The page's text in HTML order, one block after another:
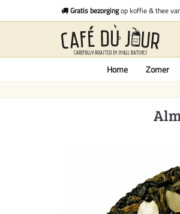
Gratis bezorgingop koffie & thee
Home Zomer